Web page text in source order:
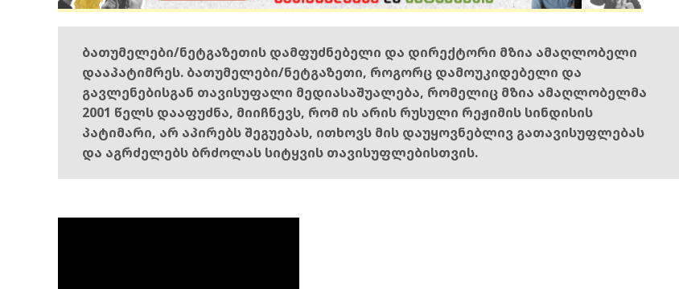
ბათუმელები/ნეტგაზეთის დამფუძნებელი და დირექტორი მზია ამაღლობელი
დააპატიმრეს. ბათუმელები/ნეტგაზეთი, როგორც დამოუკიდებელი და
გავლენებისგან თავისუფალი მედიასაშუალება, რომელიც მზია ამაღლობელმა
2001 წელს დააფუძნა, მიიჩნევს, რომ ის არის რუსული რეჟიმის სინდისის
პატიმარი, არ აპირებს შეგუებას, ითხოვს მის დაუყოვნებლივ გათავისუფლებას
და აგრძელებს ბრძოლას სიტყვის თავისუფლებისთვის.